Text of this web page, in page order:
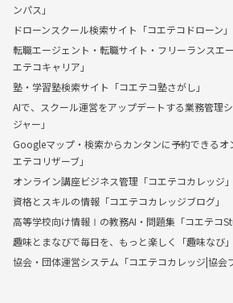
ンパス」
ドローンスクール検索サイト「コエテコドローン」
転職エージェント・転職サイト・フリーランスエ
エテコキャリア」
塾・学習塾検索サイト「コエテコ塾さがし」
AIで、スクール運営をアップデートする業務管理
ジャー」
Googleマップ・検索からカンタンに予約できるオ
エテコリザーブ」
オンライン講座ビジネス管理「コエテコカレッジ」
資格とスキルの情報「コエテコカレッジブログ」
高等学校向け情報Ⅰの教務AI・問題集「コエテコ
趣味とまなびで毎日を、もっと楽しく「趣味なび」
協会・団体運営システム「コエテコカレッジ|協会